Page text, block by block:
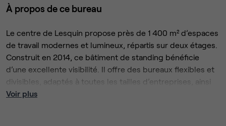
À propos de ce bureau
Le centre de Lesquin propose près de 1 400 m² d’espaces
de travail modernes et lumineux, répartis sur deux étages.
Construit en 2014, ce bâtiment de standing bénéficie
d’une excellente visibilité. Il offre des bureaux flexibles et
divisibles, adaptés à toutes les tailles d’entreprises, ainsi
qu’un grand salon d’affaires raffiné avec vue panoramique.
Voir plus